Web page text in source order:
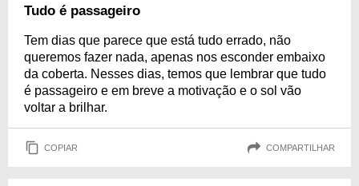
Tudo é passageiro
Tem dias que parece que está tudo errado, não
queremos fazer nada, apenas nos esconder embaixo
da coberta. Nesses dias, temos que lembrar que tudo
é passageiro e em breve a motivação e o sol vão
voltar a brilhar.
COPIAR COMPARTILHAR